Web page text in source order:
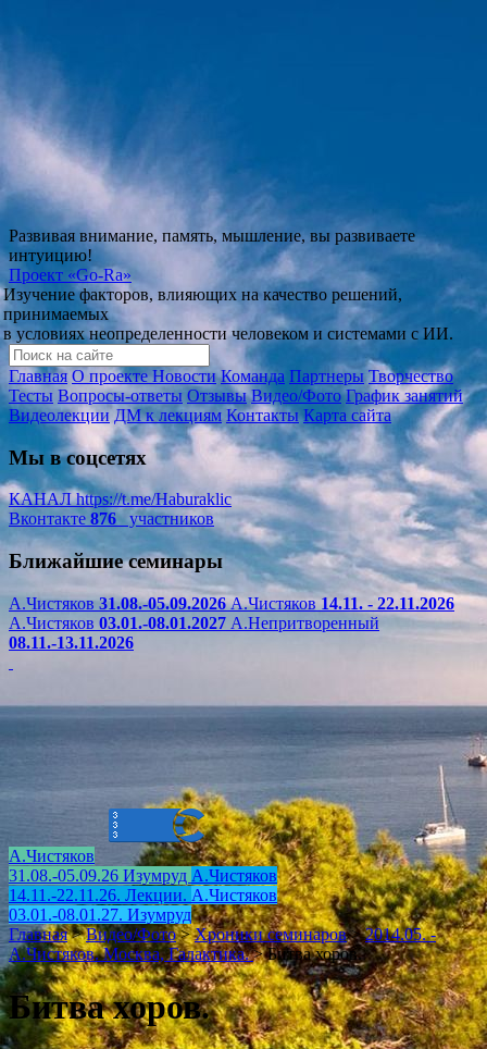
Развивая внимание, память, мышление, вы развиваете
интуицию!
Проект «Go-Ra»
Изучение факторов, влияющих на качество решений,
принимаемых
в условиях неопределенности человеком и системами с ИИ.
Главная О проектеНовости Команда Партнеры Творчество
Тесты Вопросы-ответы Отзывы Видео/Фото График занятий
Видеолекции ДМ к лекциям Контакты Карта сайта
Мы в соцсетях
КАНАЛhttps://t.me/Haburaklic
Вконтакте 876участников
Ближайшие семинары
А.Чистяков31.08.-05.09.2026 А.Чистяков14.11. - 22.11.2026
А.Чистяков 03.01.-08.01.2027 А.Непритворенный
08.11.-13.11.2026
А.Чистяков
31.08.-05.09.26 Изумруд А.Чистяков
14.11.-22.11.26. Лекции. А.Чистяков
03.01.-08.01.27. Изумруд
Главная > Видео/Фото > Хроники семинаров > 2014.05. -
А.Чистяков. Москва, Галактика.> Битва хоров.
Битва хоров.